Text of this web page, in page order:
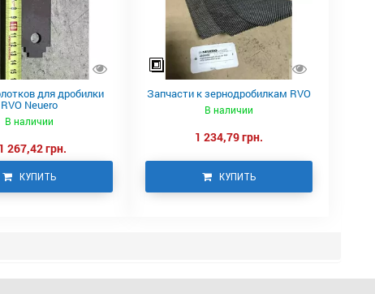
для дробилки
RVO Neuero
В наличии
267,42 грн.
КУПИТЬ
Запчасти к зернодробилкам RVO
В наличии
1 234,79 грн.
КУПИТЬ